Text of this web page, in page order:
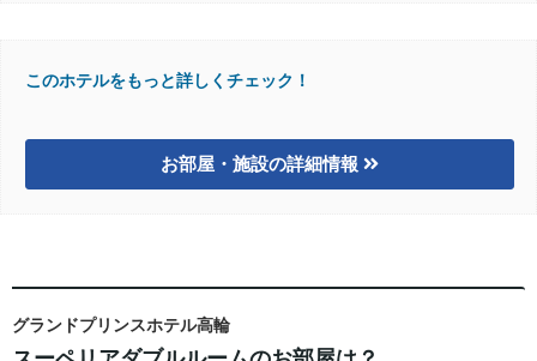
このホテルをもっと詳しくチェック！
お部屋・施設の詳細情報
グランドプリンスホテル高輪